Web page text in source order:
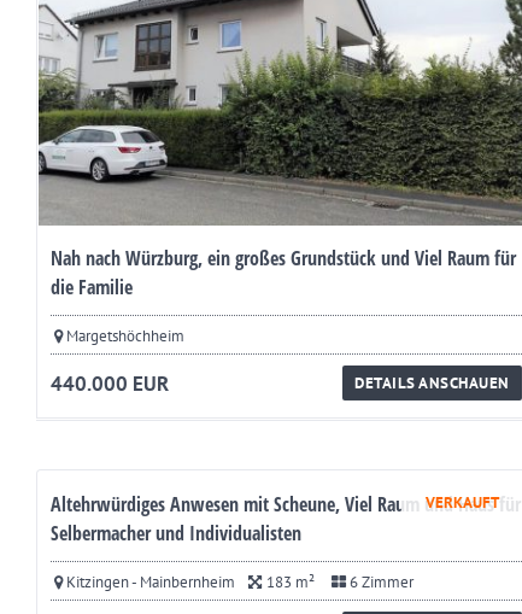
Nah nach Würzburg, ein großes Grundstück und Viel Raum für
die Familie
Margetshöchheim
440.000 EUR DETAILS ANSCHAUEN
VERKAUFT
Altehrwürdiges Anwesen mit Scheune, Viel Raum und Haus für
Selbermacher und Individualisten
Kitzingen - Mainbernheim 183 m² 6 Zimmer